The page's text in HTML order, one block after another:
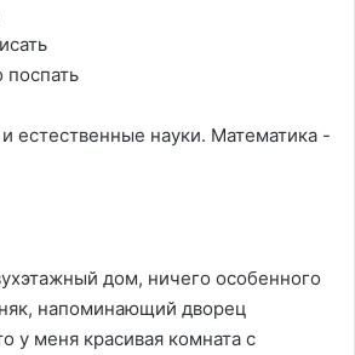
естественные науки. Математика -
дом, ничего особенного
напоминающий дворец
у меня красивая комната с